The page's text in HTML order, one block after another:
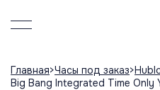
Главная Часы под заказ
Big Bang Integrated Time Only